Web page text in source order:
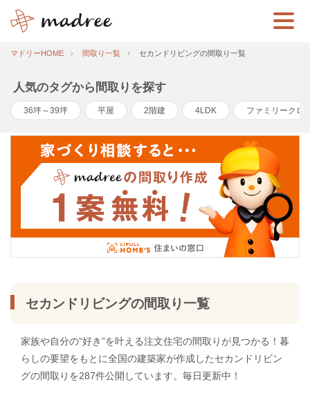
マドリーHOME 間取り一覧 セカンドリビングの間取り一覧
人気のタグから間取りを探す
36坪～39坪 平屋 2階建 4LDK ファミリークロ
セカンドリビングの間取り一覧
家族や自分の”好き”を叶える注文住宅の間取りが見つかる！暮
らしの要望をもとに全国の建築家が作成したセカンドリビン
グの間取りを287件公開しています。毎日更新中！